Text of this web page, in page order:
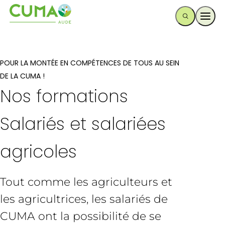
POUR LA MONTÉE EN COMPÉTENCES DE TOUS AU SEIN
DE LA CUMA !
Nos formations
Salariés et salariées
agricoles
Tout comme les agriculteurs et
les agricultrices, les salariés de
CUMA ont la possibilité de se